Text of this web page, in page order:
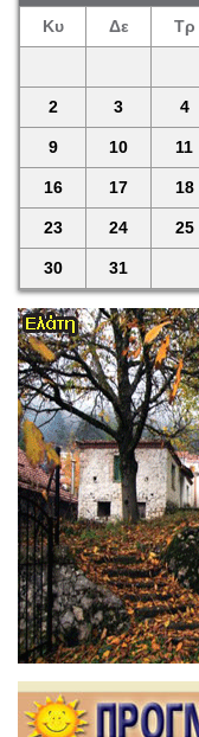
Κυ Δε Τρ
2 3 4
9 10 11
16 17 18
23 24 25
30 31